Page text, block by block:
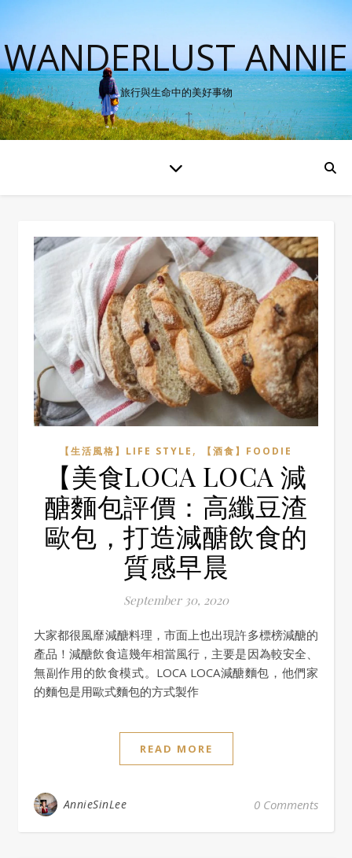
WANDERLUST ANNIE
旅行與生命中的美好事物
【生活風格】LIFE STYLE , 【酒食】FOODIE
【美食LOCA LOCA 減
醣麵包評價：高纖豆渣
歐包，打造減醣飲食的
質感早晨
September 30, 2020
大家都很風靡減醣料理，市面上也出現許多標榜減醣的
產品！減醣飲食這幾年相當風行，主要是因為較安全、
無副作用的飲食模式。LOCA LOCA減醣麵包，他們家
的麵包是用歐式麵包的方式製作
READ MORE
AnnieSinLee 0 Comments